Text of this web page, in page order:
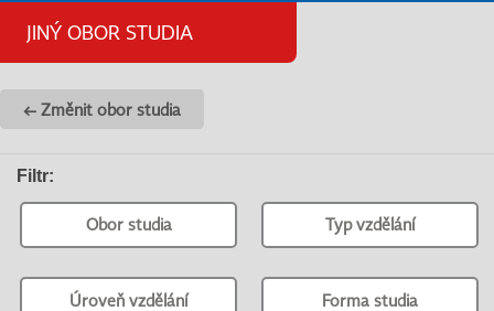
JINÝ OBOR STUDIA
← Změnit obor studia
Filtr:
Obor studia Typ vzdělání
Úroveň vzdělání Forma studia